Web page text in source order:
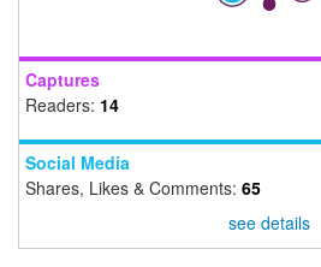
Captures
Readers: 14
Social Media
Shares, Likes & Comments: 65
see details